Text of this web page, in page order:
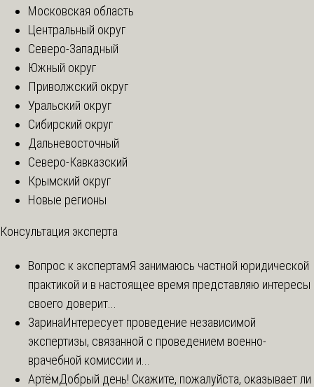
Московская область
Центральный округ
Северо-Западный
Южный округ
Приволжский округ
Уральский округ
Сибирский округ
Дальневосточный
Северо-Кавказский
Крымский округ
Новые регионы
Консультация эксперта
Вопрос к экспертамЯ занимаюсь частной юридической
практикой и в настоящее время представляю интересы
своего доверит...
ЗаринаИнтересует проведение независимой
экспертизы, связанной с проведением военно-
врачебной комиссии и...
АртёмДобрый день! Скажите, пожалуйста, оказывает ли